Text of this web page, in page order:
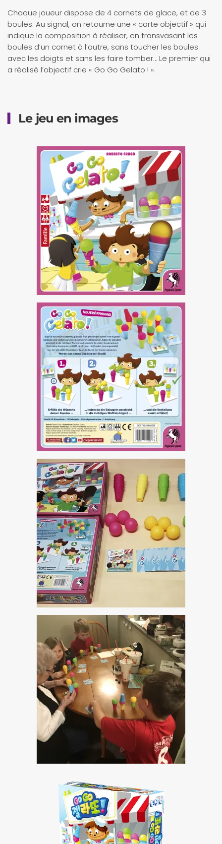
Chaque joueur dispose de 4 cornets de glace, et de 3
boules. Au signal, on retourne une « carte objectif » qui
indique la composition à réaliser, en transvasant les
boules d’un cornet à l’autre, sans toucher les boules
avec les doigts et sans les faire tomber… Le premier qui
a réalisé l’objectif crie « Go Go Gelato ! ».
Le jeu en images